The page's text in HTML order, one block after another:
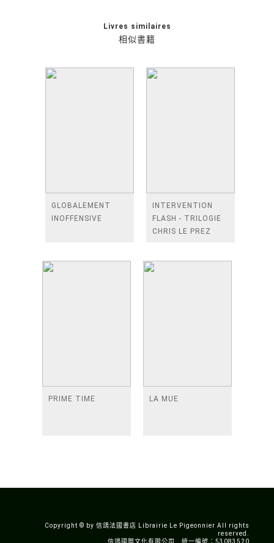
相似書籍
Livres similaires
GLOBALEMENT
INOFFENSIVE
INTERVENTION
FLASH - TRILOGIE
CHRIS LE PREZ
PRIME TIME LA MUE
Copyright © by 信鴿法國書店 Librairie Le Pigeonnier All rights
reserved.
信鴿國際文化有限公司 統一編號：53083520